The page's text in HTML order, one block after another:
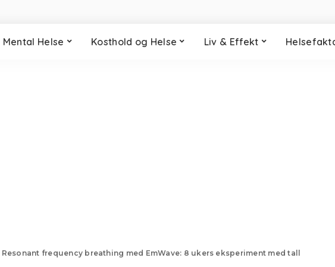
Mental Helse Kosthold og Helse Liv & Effekt
Resonant frequency breathing med EmWave: 8 ukers eksperiment med tall